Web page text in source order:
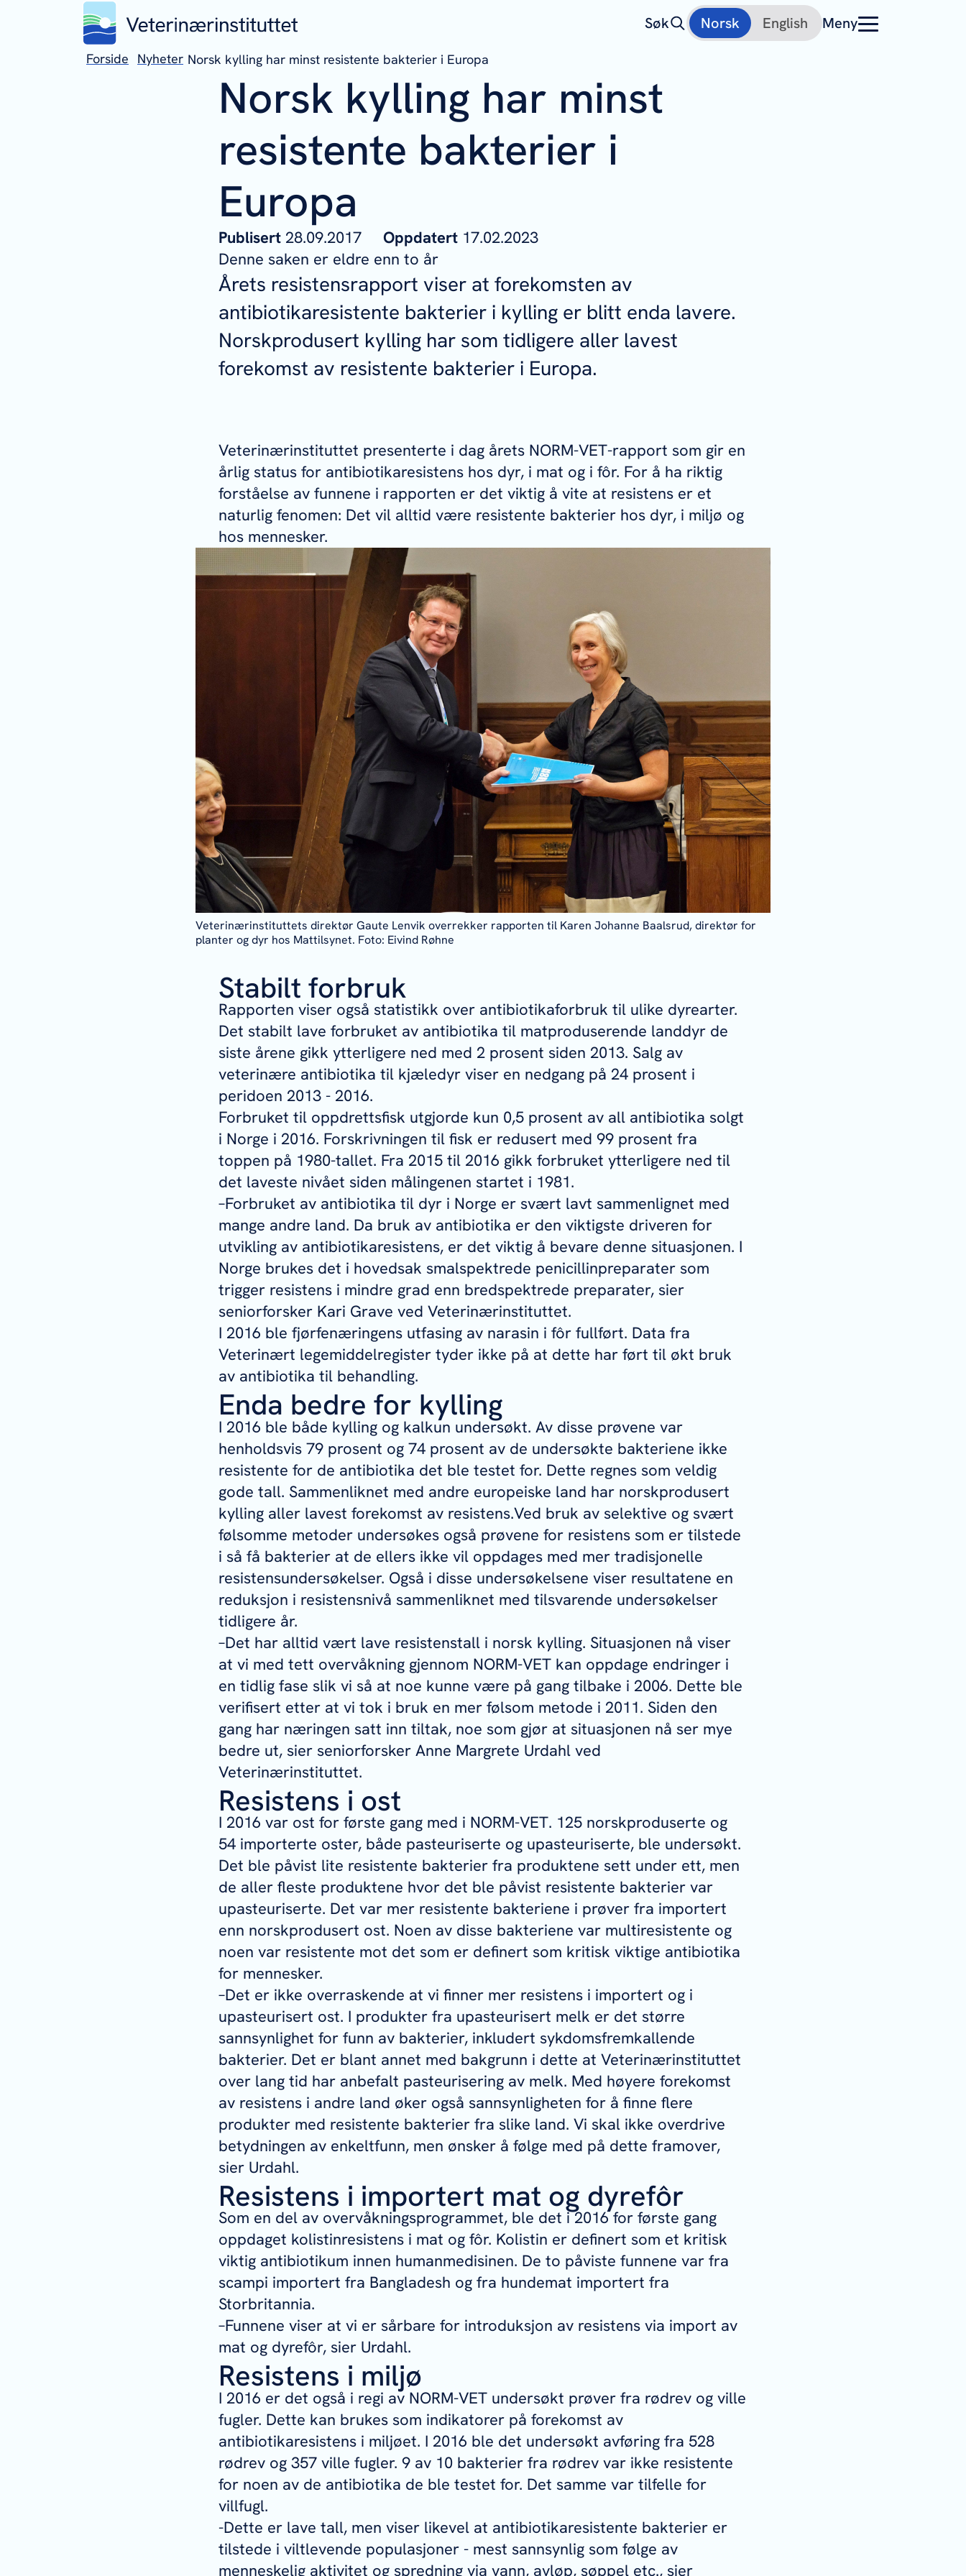
Søk Norsk English Meny
Forside Nyheter Norsk kylling har minst resistente bakterier i Europa
Norsk kylling har minst
resistente bakterier i
Europa
Publisert 28.09.2017 Oppdatert 17.02.2023
Denne saken er eldre enn to år
Årets resistensrapport viser at forekomsten av
antibiotikaresistente bakterier i kylling er blitt enda lavere.
Norskprodusert kylling har som tidligere aller lavest
forekomst av resistente bakterier i Europa.
Veterinærinstituttet presenterte i dag årets NORM-VET-rapport som gir en
årlig status for antibiotikaresistens hos dyr, i mat og i fôr. For å ha riktig
forståelse av funnene i rapporten er det viktig å vite at resistens er et
naturlig fenomen: Det vil alltid være resistente bakterier hos dyr, i miljø og
hos mennesker.
Veterinærinstituttets direktør Gaute Lenvik overrekker rapporten til Karen Johanne Baalsrud, direktør for
planter og dyr hos Mattilsynet. Foto: Eivind Røhne
Stabilt forbruk
Rapporten viser også statistikk over antibiotikaforbruk til ulike dyrearter.
Det stabilt lave forbruket av antibiotika til matproduserende landdyr de
siste årene gikk ytterligere ned med 2 prosent siden 2013. Salg av
veterinære antibiotika til kjæledyr viser en nedgang på 24 prosent i
peridoen 2013 - 2016.
Forbruket til oppdrettsfisk utgjorde kun 0,5 prosent av all antibiotika solgt
i Norge i 2016. Forskrivningen til fisk er redusert med 99 prosent fra
toppen på 1980-tallet. Fra 2015 til 2016 gikk forbruket ytterligere ned til
det laveste nivået siden målingenen startet i 1981.
–Forbruket av antibiotika til dyr i Norge er svært lavt sammenlignet med
mange andre land. Da bruk av antibiotika er den viktigste driveren for
utvikling av antibiotikaresistens, er det viktig å bevare denne situasjonen. I
Norge brukes det i hovedsak smalspektrede penicillinpreparater som
trigger resistens i mindre grad enn bredspektrede preparater, sier
seniorforsker Kari Grave ved Veterinærinstituttet.
I 2016 ble fjørfenæringens utfasing av narasin i fôr fullført. Data fra
Veterinært legemiddelregister tyder ikke på at dette har ført til økt bruk
av antibiotika til behandling.
Enda bedre for kylling
I 2016 ble både kylling og kalkun undersøkt. Av disse prøvene var
henholdsvis 79 prosent og 74 prosent av de undersøkte bakteriene ikke
resistente for de antibiotika det ble testet for. Dette regnes som veldig
gode tall. Sammenliknet med andre europeiske land har norskprodusert
kylling aller lavest forekomst av resistens.Ved bruk av selektive og svært
følsomme metoder undersøkes også prøvene for resistens som er tilstede
i så få bakterier at de ellers ikke vil oppdages med mer tradisjonelle
resistensundersøkelser. Også i disse undersøkelsene viser resultatene en
reduksjon i resistensnivå sammenliknet med tilsvarende undersøkelser
tidligere år.
–Det har alltid vært lave resistenstall i norsk kylling. Situasjonen nå viser
at vi med tett overvåkning gjennom NORM-VET kan oppdage endringer i
en tidlig fase slik vi så at noe kunne være på gang tilbake i 2006. Dette ble
verifisert etter at vi tok i bruk en mer følsom metode i 2011. Siden den
gang har næringen satt inn tiltak, noe som gjør at situasjonen nå ser mye
bedre ut, sier seniorforsker Anne Margrete Urdahl ved
Veterinærinstituttet.
Resistens i ost
I 2016 var ost for første gang med i NORM-VET. 125 norskproduserte og
54 importerte oster, både pasteuriserte og upasteuriserte, ble undersøkt.
Det ble påvist lite resistente bakterier fra produktene sett under ett, men
de aller fleste produktene hvor det ble påvist resistente bakterier var
upasteuriserte. Det var mer resistente bakteriene i prøver fra importert
enn norskprodusert ost. Noen av disse bakteriene var multiresistente og
noen var resistente mot det som er definert som kritisk viktige antibiotika
for mennesker.
–Det er ikke overraskende at vi finner mer resistens i importert og i
upasteurisert ost. I produkter fra upasteurisert melk er det større
sannsynlighet for funn av bakterier, inkludert sykdomsfremkallende
bakterier. Det er blant annet med bakgrunn i dette at Veterinærinstituttet
over lang tid har anbefalt pasteurisering av melk. Med høyere forekomst
av resistens i andre land øker også sannsynligheten for å finne flere
produkter med resistente bakterier fra slike land. Vi skal ikke overdrive
betydningen av enkeltfunn, men ønsker å følge med på dette framover,
sier Urdahl.
Resistens i importert mat og dyrefôr
Som en del av overvåkningsprogrammet, ble det i 2016 for første gang
oppdaget kolistinresistens i mat og fôr. Kolistin er definert som et kritisk
viktig antibiotikum innen humanmedisinen. De to påviste funnene var fra
scampi importert fra Bangladesh og fra hundemat importert fra
Storbritannia.
–Funnene viser at vi er sårbare for introduksjon av resistens via import av
mat og dyrefôr, sier Urdahl.
Resistens i miljø
I 2016 er det også i regi av NORM-VET undersøkt prøver fra rødrev og ville
fugler. Dette kan brukes som indikatorer på forekomst av
antibiotikaresistens i miljøet. I 2016 ble det undersøkt avføring fra 528
rødrev og 357 ville fugler. 9 av 10 bakterier fra rødrev var ikke resistente
for noen av de antibiotika de ble testet for. Det samme var tilfelle for
villfugl.
-Dette er lave tall, men viser likevel at antibiotikaresistente bakterier er
tilstede i viltlevende populasjoner - mest sannsynlig som følge av
menneskelig aktivitet og spredning via vann, avløp, søppel etc., sier